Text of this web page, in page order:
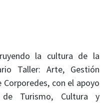
la cultura de la
Taller: Arte, Gestión
con el apoyo
Turismo, Cultura y